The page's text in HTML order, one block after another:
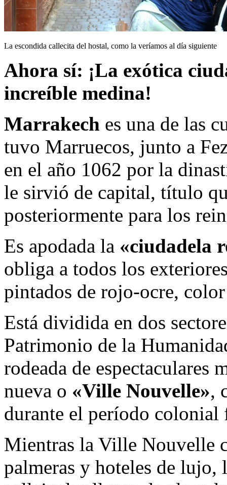
La escondida callecita del hostal, como la veríamos al día siguiente
Ahora sí: ¡La exótica
increíble medina!
Marrakech es una de las
tuvo Marruecos, junto a
en el año 1062 por la
le sirvió de capital, título
posteriormente para los
Es apodada la «ciudadela
obliga a todos los
pintados de rojo-ocre,
Está dividida en dos
Patrimonio de la
rodeada de espectaculares
nueva o «Ville Nouvelle»,
durante el período colonial
Mientras la Ville Nouvelle
palmeras y hoteles de lujo,